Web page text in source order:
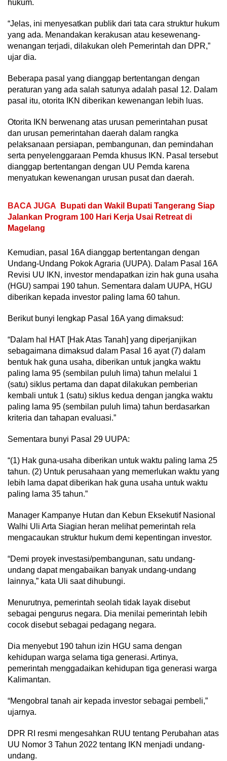
hukum.
“Jelas, ini menyesatkan publik dari tata cara struktur hukum
yang ada. Menandakan kerakusan atau kesewenang-
wenangan terjadi, dilakukan oleh Pemerintah dan DPR,”
ujar dia.
Beberapa pasal yang dianggap bertentangan dengan
peraturan yang ada salah satunya adalah pasal 12. Dalam
pasal itu, otorita IKN diberikan kewenangan lebih luas.
Otorita IKN berwenang atas urusan pemerintahan pusat
dan urusan pemerintahan daerah dalam rangka
pelaksanaan persiapan, pembangunan, dan pemindahan
serta penyelenggaraan Pemda khusus IKN. Pasal tersebut
dianggap bertentangan dengan UU Pemda karena
menyatukan kewenangan urusan pusat dan daerah.
BACA JUGA
Bupati dan Wakil Bupati Tangerang Siap
Jalankan Program 100 Hari Kerja Usai Retreat di
Magelang
Kemudian, pasal 16A dianggap bertentangan dengan
Undang-Undang Pokok Agraria (UUPA). Dalam Pasal 16A
Revisi UU IKN, investor mendapatkan izin hak guna usaha
(HGU) sampai 190 tahun. Sementara dalam UUPA, HGU
diberikan kepada investor paling lama 60 tahun.
Berikut bunyi lengkap Pasal 16A yang dimaksud:
“Dalam hal HAT [Hak Atas Tanah] yang diperjanjikan
sebagaimana dimaksud dalam Pasal 16 ayat (7) dalam
bentuk hak guna usaha, diberikan untuk jangka waktu
paling lama 95 (sembilan puluh lima) tahun melalui 1
(satu) siklus pertama dan dapat dilakukan pemberian
kembali untuk 1 (satu) siklus kedua dengan jangka waktu
paling lama 95 (sembilan puluh lima) tahun berdasarkan
kriteria dan tahapan evaluasi.”
Sementara bunyi Pasal 29 UUPA:
“(1) Hak guna-usaha diberikan untuk waktu paling lama 25
tahun. (2) Untuk perusahaan yang memerlukan waktu yang
lebih lama dapat diberikan hak guna usaha untuk waktu
paling lama 35 tahun.”
Manager Kampanye Hutan dan Kebun Eksekutif Nasional
Walhi Uli Arta Siagian heran melihat pemerintah rela
mengacaukan struktur hukum demi kepentingan investor.
“Demi proyek investasi/pembangunan, satu undang-
undang dapat mengabaikan banyak undang-undang
lainnya,” kata Uli saat dihubungi.
Menurutnya, pemerintah seolah tidak layak disebut
sebagai pengurus negara. Dia menilai pemerintah lebih
cocok disebut sebagai pedagang negara.
Dia menyebut 190 tahun izin HGU sama dengan
kehidupan warga selama tiga generasi. Artinya,
pemerintah menggadaikan kehidupan tiga generasi warga
Kalimantan.
“Mengobral tanah air kepada investor sebagai pembeli,”
ujarnya.
DPR RI resmi mengesahkan RUU tentang Perubahan atas
UU Nomor 3 Tahun 2022 tentang IKN menjadi undang-
undang.